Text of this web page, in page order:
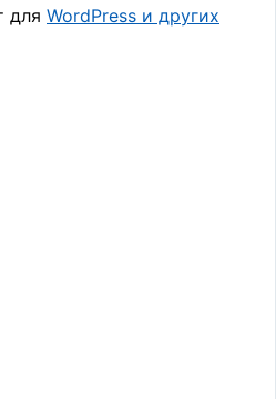
для WordPress и других